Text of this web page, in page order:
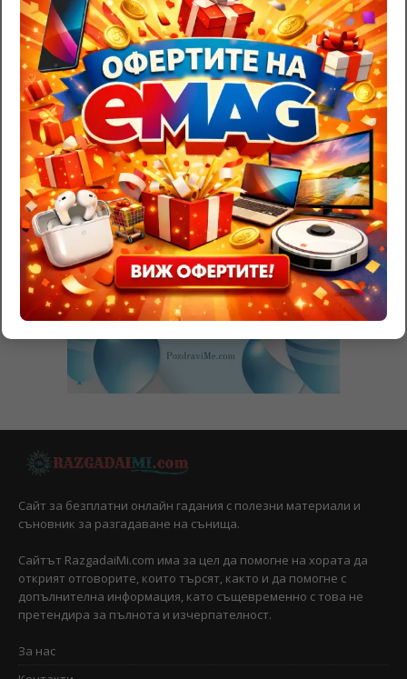
Трябва давлезете, за да публикувате коментар.
RazgadaiMi.com>Съновник – тълкуване на сънища>Сух
Сайт за безплатни онлайн гадания с полезни материали и
съновник за разгадаване на сънища.
Сайтът RazgadaiMi.com има за цел да помогне на хората да
открият отговорите, които търсят, както и да помогне с
допълнителна информация, като същевременно с това не
претендира за пълнота и изчерпателност.
За нас